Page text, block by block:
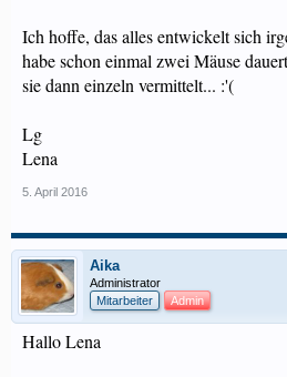
Ich hoffe, das alles entwickelt sich
habe schon einmal zwei Mäuse
sie dann einzeln vermittelt... :'(
Lg
Lena
5. April 2016
Aika
Administrator
Mitarbeiter
Admin
Hallo Lena